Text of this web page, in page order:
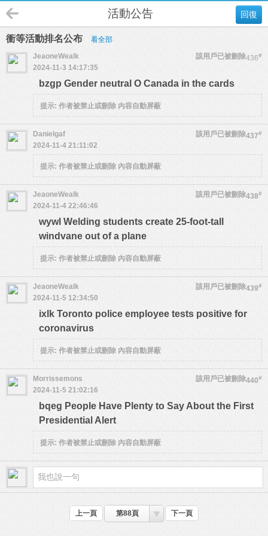
回復
活動公告
衝等活動排名公布 看全部
436#
JeaoneWealk
該用戶已被刪除
2024-11-3 14:17:35
bzgp Gender neutral O Canada in the cards
提示: 作者被禁止或刪除 內容自動屏蔽
437#
Danielgaf
該用戶已被刪除
2024-11-4 21:11:02
提示: 作者被禁止或刪除 內容自動屏蔽
438#
JeaoneWealk
該用戶已被刪除
2024-11-4 22:46:46
wywl Welding students create 25-foot-tall
windvane out of a plane
提示: 作者被禁止或刪除 內容自動屏蔽
439#
JeaoneWealk
該用戶已被刪除
2024-11-5 12:34:50
ixlk Toronto police employee tests positive for
coronavirus
提示: 作者被禁止或刪除 內容自動屏蔽
440#
Morrissemons
該用戶已被刪除
2024-11-5 21:02:16
bqeg People Have Plenty to Say About the First
Presidential Alert
提示: 作者被禁止或刪除 內容自動屏蔽
上一頁 第88頁 下一頁